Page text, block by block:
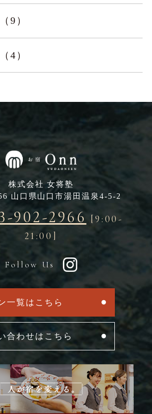
9）
4）
株式会社 女将塾
山口県山口市湯田温泉4-5-2
902-2966
[9:00-
21:00]
Follow Us
一覧はこちら
合わせはこちら